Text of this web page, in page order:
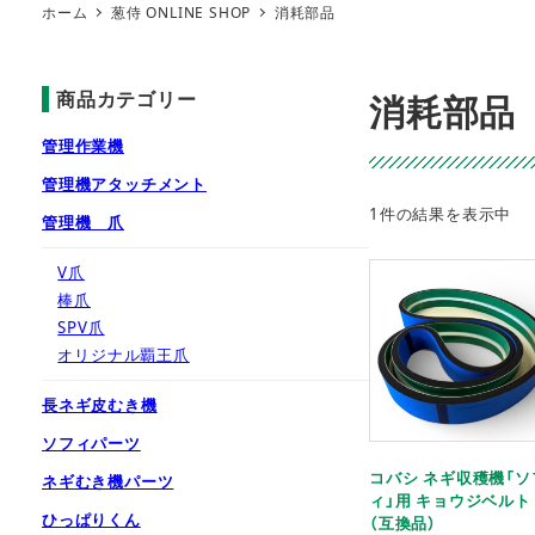
ホーム 葱侍 ONLINE SHOP 消耗部品
消耗部品
1件の結果を表示中
コバシ ネギ収穫機「
ィ」用 キョウジベルト
（互換品）
商品カテゴリー
管理作業機
管理機アタッチメント
管理機 爪
V爪
棒爪
SPV爪
オリジナル覇王爪
長ネギ皮むき機
ソフィパーツ
ネギむき機パーツ
ひっぱりくん